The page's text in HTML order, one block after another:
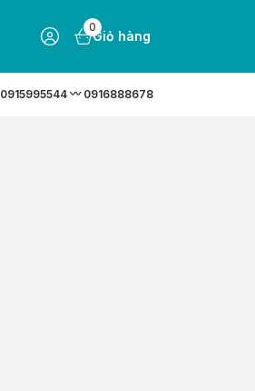
0
Giỏ hàng
0915995544 〰️ 0916888678